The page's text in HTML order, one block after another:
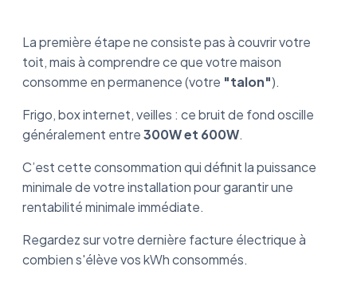
La première étape ne consiste pas à couvrir votre
toit, mais à comprendre ce que votre maison
consomme en permanence (votre "talon").
Frigo, box internet, veilles : ce bruit de fond oscille
généralement entre300W et 600W.
C’est cette consommation qui définit la puissance
minimale de votre installation pour garantir une
rentabilité minimale immédiate.
Regardez sur votre dernière facture électrique à
combien s'élève vos kWh consommés.